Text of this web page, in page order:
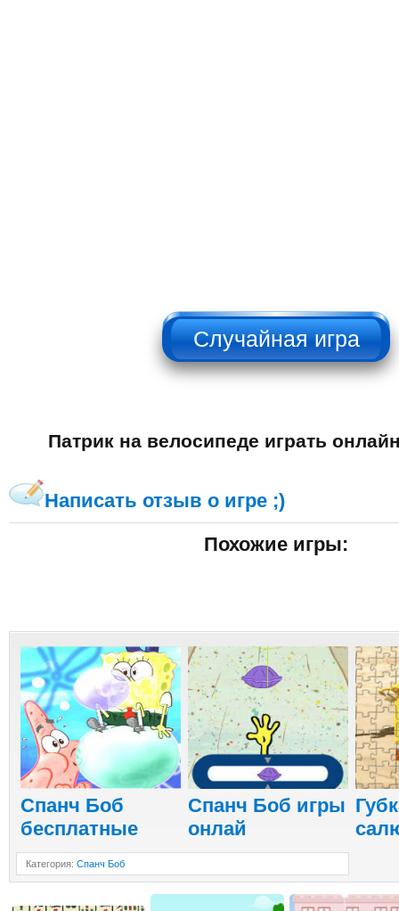
НЕ НАЖИМАТЬ!!!
Патрик на велосипеде играть
Написать отзыв о игре ;)
Похожие игры:
Cпанч Боб
бесплатные
Спанч Боб игры
онлай
Категория: Спанч Боб